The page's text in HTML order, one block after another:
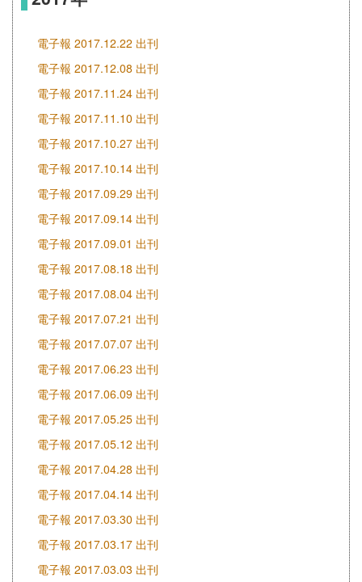
電子報 2017.12.22 出刊
電子報 2017.12.08 出刊
電子報 2017.11.24 出刊
電子報 2017.11.10 出刊
電子報 2017.10.27 出刊
電子報 2017.10.14 出刊
電子報 2017.09.29 出刊
電子報 2017.09.14 出刊
電子報 2017.09.01 出刊
電子報 2017.08.18 出刊
電子報 2017.08.04 出刊
電子報 2017.07.21 出刊
電子報 2017.07.07 出刊
電子報 2017.06.23 出刊
電子報 2017.06.09 出刊
電子報 2017.05.25 出刊
電子報 2017.05.12 出刊
電子報 2017.04.28 出刊
電子報 2017.04.14 出刊
電子報 2017.03.30 出刊
電子報 2017.03.17 出刊
電子報 2017.03.03 出刊